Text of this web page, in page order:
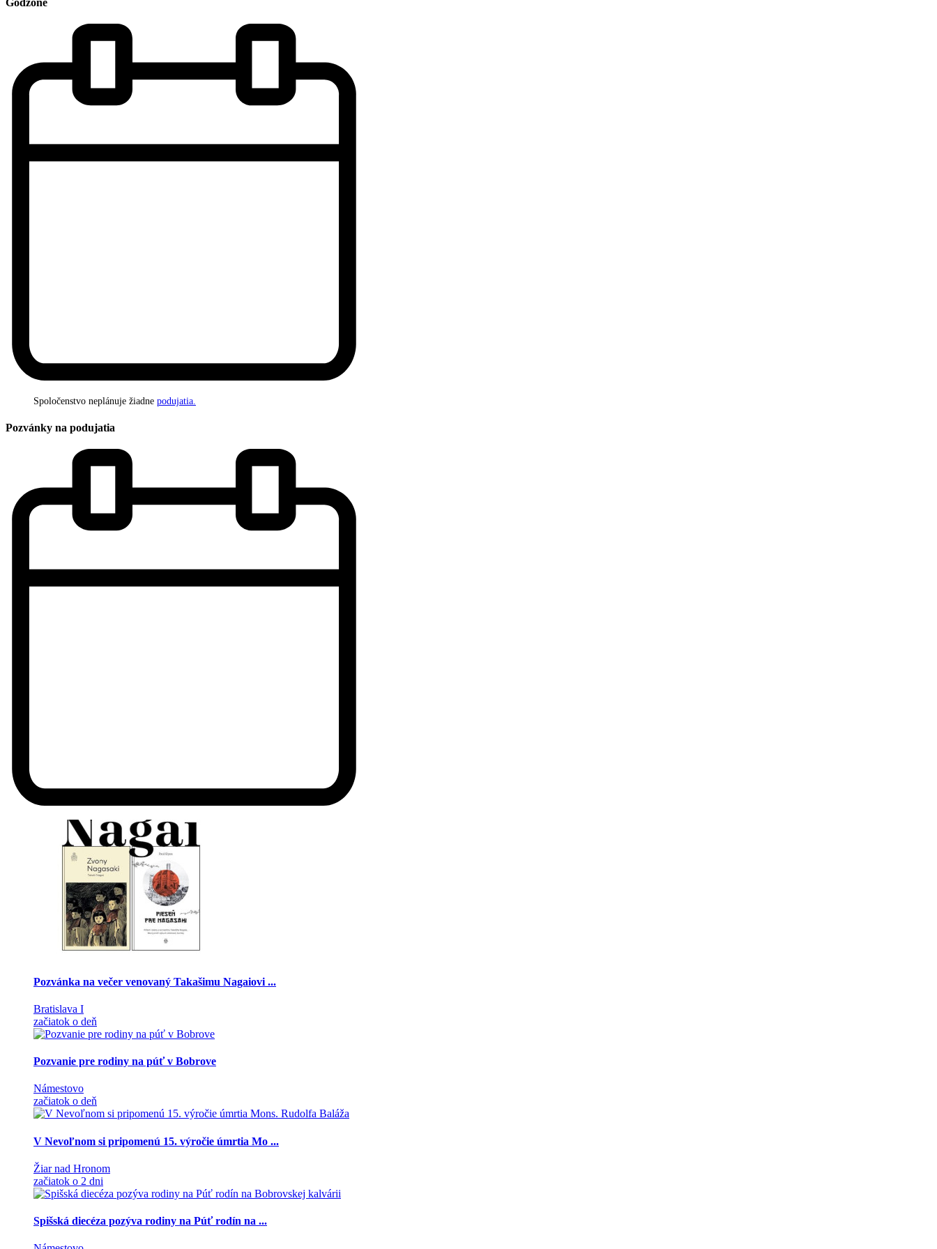
Spoločenstvo neplánuje žiadne podujatia.
Pozvánky na podujatia
Pozvánka na večer venovaný Takašimu Nagaiovi ...
Bratislava I
začiatok o deň
Pozvanie pre rodiny na púť v Bobrove
Námestovo
začiatok o deň
V Nevoľnom si pripomenú 15. výročie úmrtia Mo ...
Žiar nad Hronom
začiatok o 2 dni
Spišská diecéza pozýva rodiny na Púť rodín na ...